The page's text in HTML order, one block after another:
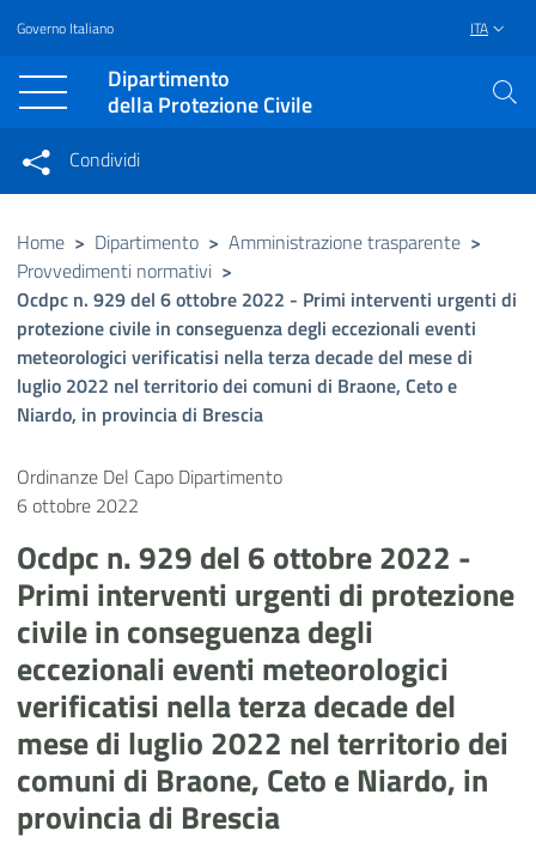
Vai al contenuto principale
Raggiungi il piè di pagina
Governo Italiano ITA
Dipartimento
della Protezione Civile
Condividi su Facebook
Condividi su Twitter
Condividi su LinkedIn
Condividi
Condividi sui social network
Home > Dipartimento > Amministrazione trasparente >
Provvedimenti normativi >
Ocdpc n. 929 del 6 ottobre 2022 - Primi interventi urgenti di
protezione civile in conseguenza degli eccezionali eventi
meteorologici verificatisi nella terza decade del mese di
luglio 2022 nel territorio dei comuni di Braone, Ceto e
Niardo, in provincia di Brescia
Ordinanze Del Capo Dipartimento
6 ottobre 2022
Ocdpc n. 929 del 6 ottobre 2022 -
Primi interventi urgenti di protezione
civile in conseguenza degli
eccezionali eventi meteorologici
verificatisi nella terza decade del
mese di luglio 2022 nel territorio dei
comuni di Braone, Ceto e Niardo, in
provincia di Brescia